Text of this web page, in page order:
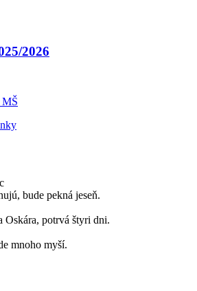
2026
MŠ
bude pekná jeseň.
Oskára, potrvá štyri dni.
mnoho myší.